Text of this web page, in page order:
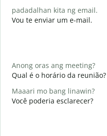
padadalhan kita ng email.
Vou te enviar um e-mail.
Anong oras ang meeting?
Qual é o horário da reunião?
Maaari mo bang linawin?
Você poderia esclarecer?